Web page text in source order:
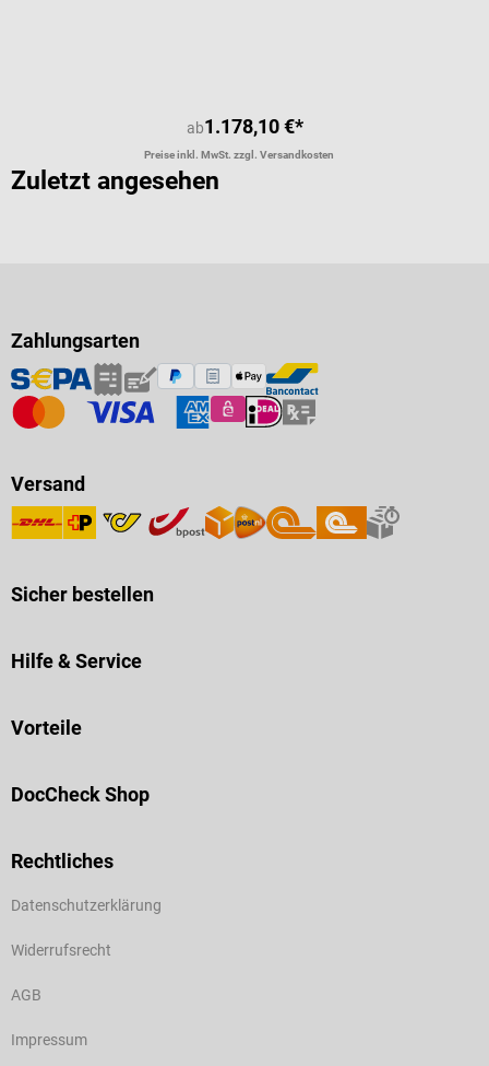
ab1.178,10 €*
Preise inkl. MwSt. zzgl. Versandkosten
Zuletzt angesehen
Zahlungsarten
Versand
Sicher bestellen
Hilfe & Service
Vorteile
DocCheck Shop
Rechtliches
Datenschutzerklärung
Widerrufsrecht
AGB
Impressum